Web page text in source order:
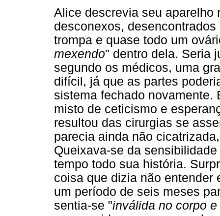
Alice descrevia seu aparelho
desconexos,
trompa e quase todo um
mexendo" dentro dela. Seria
segundo os médicos, uma
difícil, já que as partes
sistema fechado novamente.
misto de ceticismo e
resultou das cirurgias se
parecia ainda não
Queixava-se da
tempo todo sua história.
coisa que dizia não entender
um período de seis meses
sentia-se "inválida no corpo